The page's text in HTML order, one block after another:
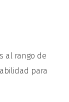
al rango de
para